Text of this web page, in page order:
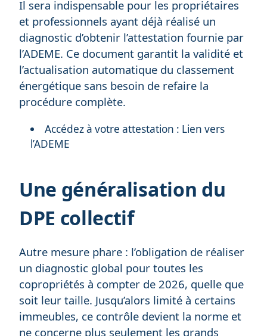
Il sera indispensable pour les propriétaires
et professionnels ayant déjà réalisé un
diagnostic d’obtenir l’attestation fournie par
l’ADEME. Ce document garantit la validité et
l’actualisation automatique du classement
énergétique sans besoin de refaire la
procédure complète.
Accédez à votre attestation : Lien vers
l’ADEME
Une généralisation du
DPE collectif
Autre mesure phare : l’obligation de réaliser
un diagnostic global pour toutes les
copropriétés à compter de 2026, quelle que
soit leur taille. Jusqu’alors limité à certains
immeubles, ce contrôle devient la norme et
ne concerne plus seulement les grands